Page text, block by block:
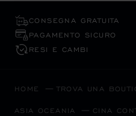
CONSEGNA GRATUITA
PAGAMENTO SICURO
RESI E CAMBI
HOME TROVA UNA
ASIA OCEANIA CINA